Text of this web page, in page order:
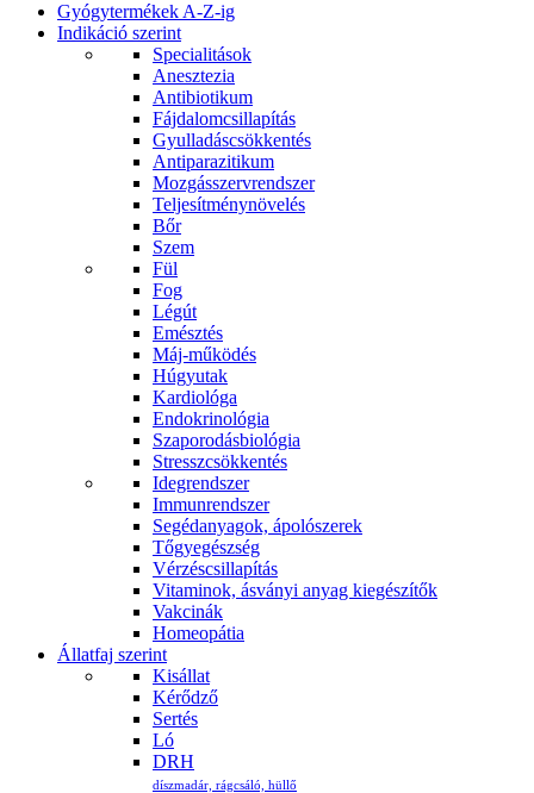
Gyógytermékek A-Z-ig
Indikáció szerint
Specialitások
Anesztezia
Antibiotikum
Fájdalomcsillapítás
Gyulladáscsökkentés
Antiparazitikum
Mozgásszervrendszer
Teljesítménynövelés
Bőr
Szem
Fül
Fog
Légút
Emésztés
Máj-működés
Húgyutak
Kardiológa
Endokrinológia
Szaporodásbiológia
Stresszcsökkentés
Idegrendszer
Immunrendszer
Segédanyagok, ápolószerek
Tőgyegészség
Vérzéscsillapítás
Vitaminok, ásványi anyag kiegészítők
Vakcinák
Homeopátia
Állatfaj szerint
Kisállat
Kérődző
Sertés
Ló
DRH
díszmadár, rágcsáló, hüllő